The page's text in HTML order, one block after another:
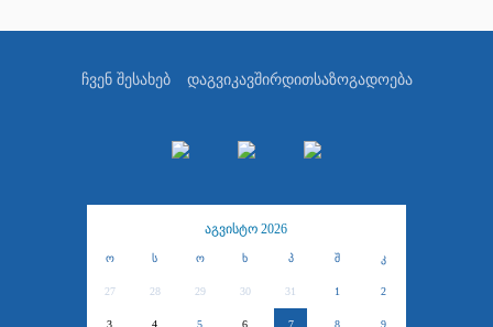
ჩვენ შესახებ დაგვიკავშირდითსაზოგადოება
აგვისტო 2026
ო ს ო ხ პ შ კ
27 28 29 30 31 1 2
3 4 5 6 7 8 9